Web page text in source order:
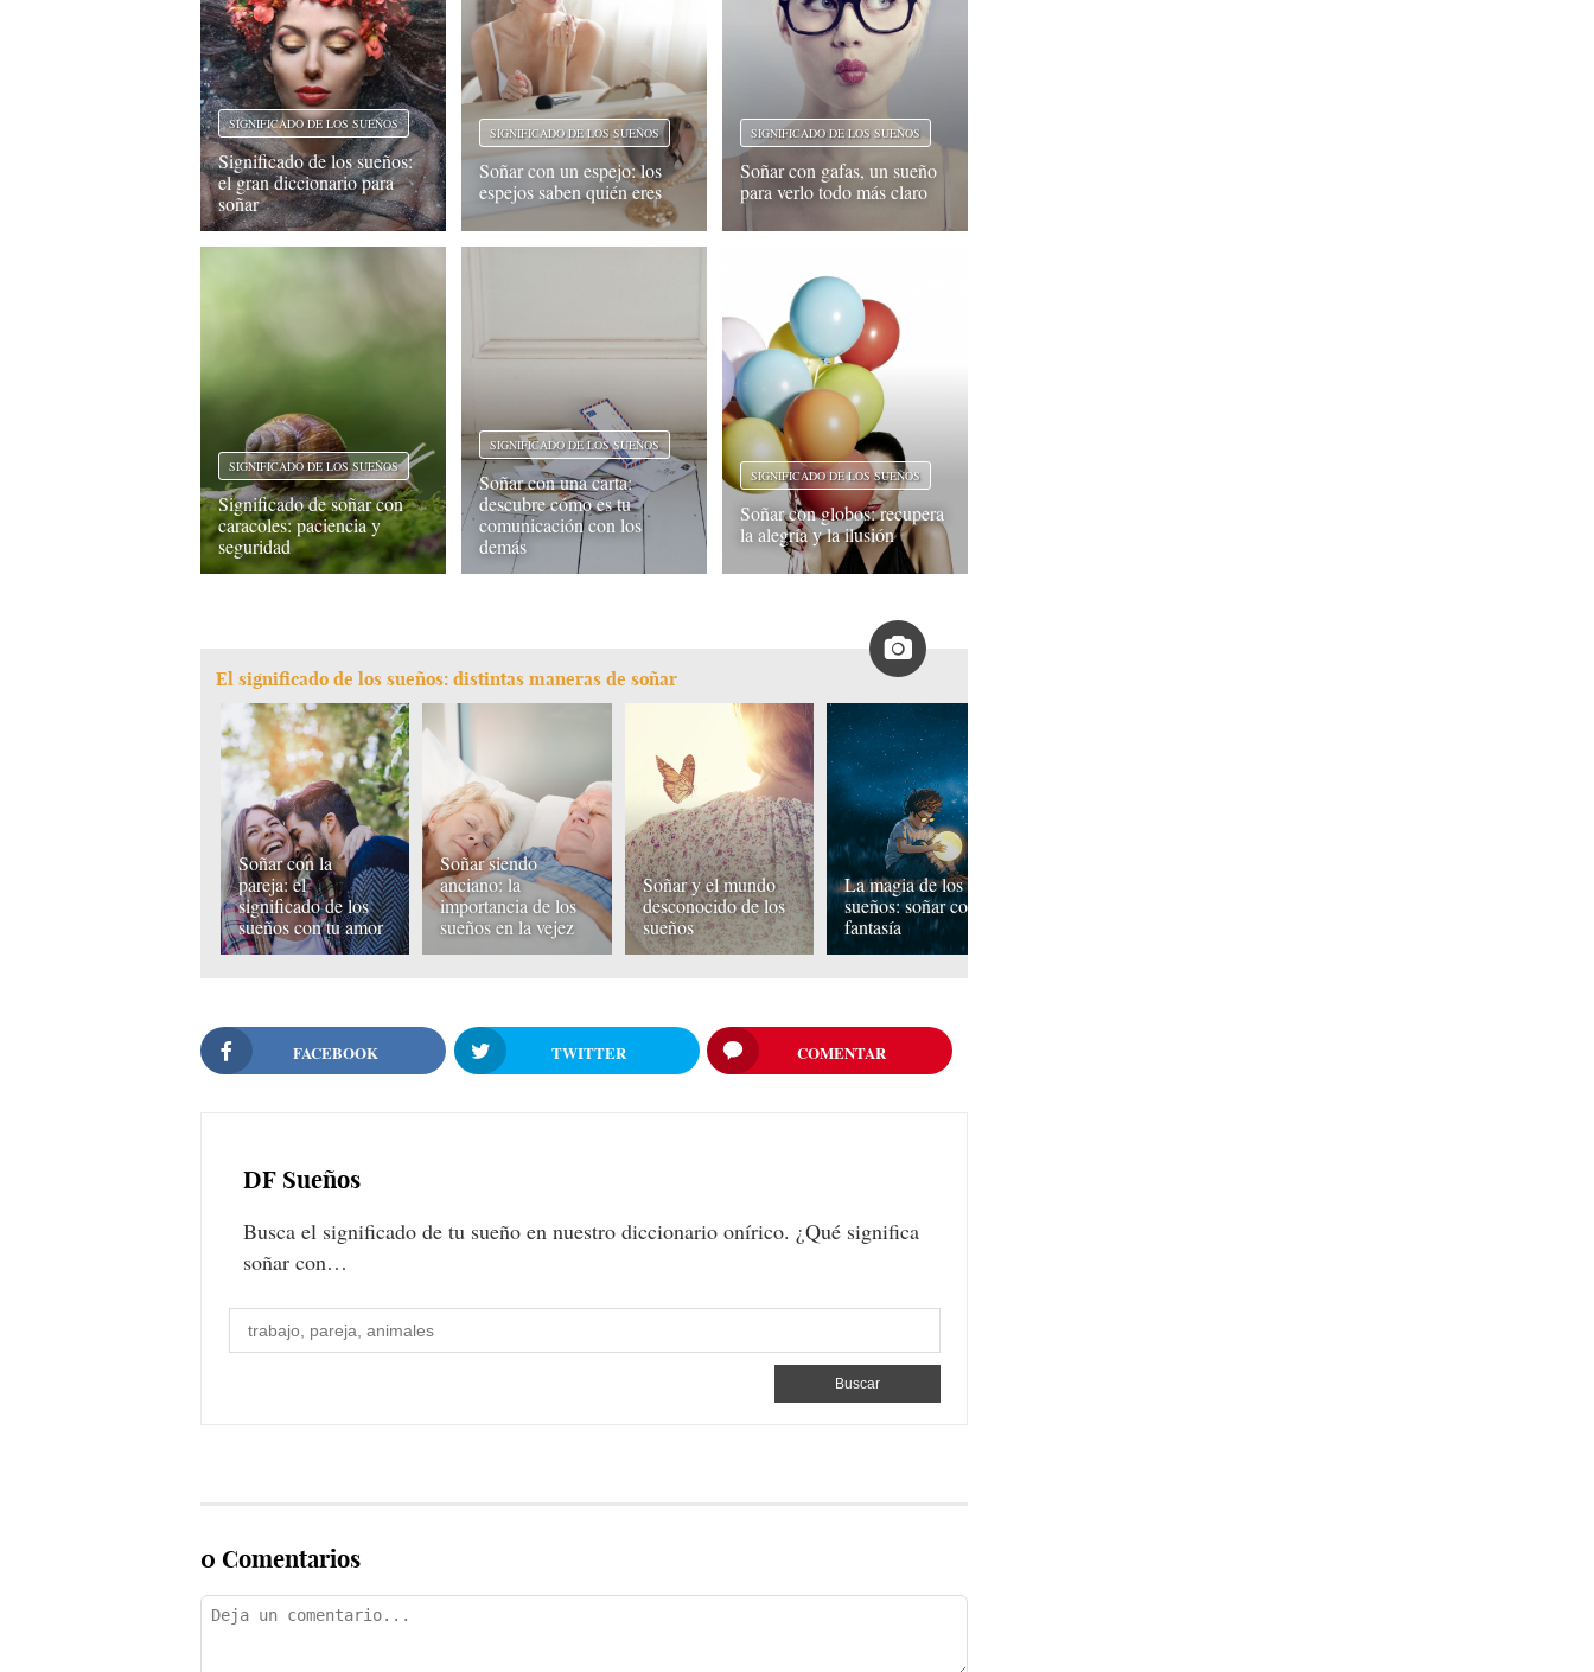
SIGNIFICADO DE LOS SUEÑOS
Significado de los sueños:
el gran diccionario para
soñar
SIGNIFICADO DE LOS SUEÑOS
Soñar con un espejo: los
espejos saben quién eres
SIGNIFICADO DE LOS SUEÑOS
Soñar con gafas, un sueño
para verlo todo más claro
SIGNIFICADO DE LOS SUEÑOS
Significado de soñar con
caracoles: paciencia y
seguridad
SIGNIFICADO DE LOS SUEÑOS
Soñar con una carta:
descubre cómo es tu
comunicación con los
demás
SIGNIFICADO DE LOS SUEÑOS
Soñar con globos: recupera
la alegría y la ilusión
El significado de los sueños: distintas maneras de soñar
Soñar con la
pareja: el
significado de los
sueños con tu amor
Soñar siendo
anciano: la
importancia de los
sueños en la vejez
Soñar y el mundo
desconocido de los
sueños
La magia de los
sueños: soñar con
fantasía
FACEBOOK TWITTER COMENTAR
DFSueños
Busca el significado de tu sueño en nuestro diccionario onírico. ¿Qué significa
soñar con…
0 Comentarios